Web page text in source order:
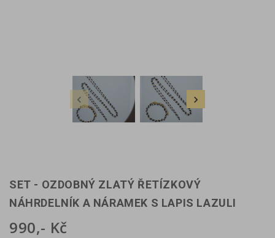
 
SET - OZDOBNÝ ZLATÝ ŘETÍZKOVÝ
NÁHRDELNÍK A NÁRAMEK S LAPIS LAZULI
990,- Kč